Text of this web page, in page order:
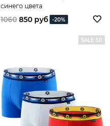
синего цвета
1060 850 руб -20%
SALE 50